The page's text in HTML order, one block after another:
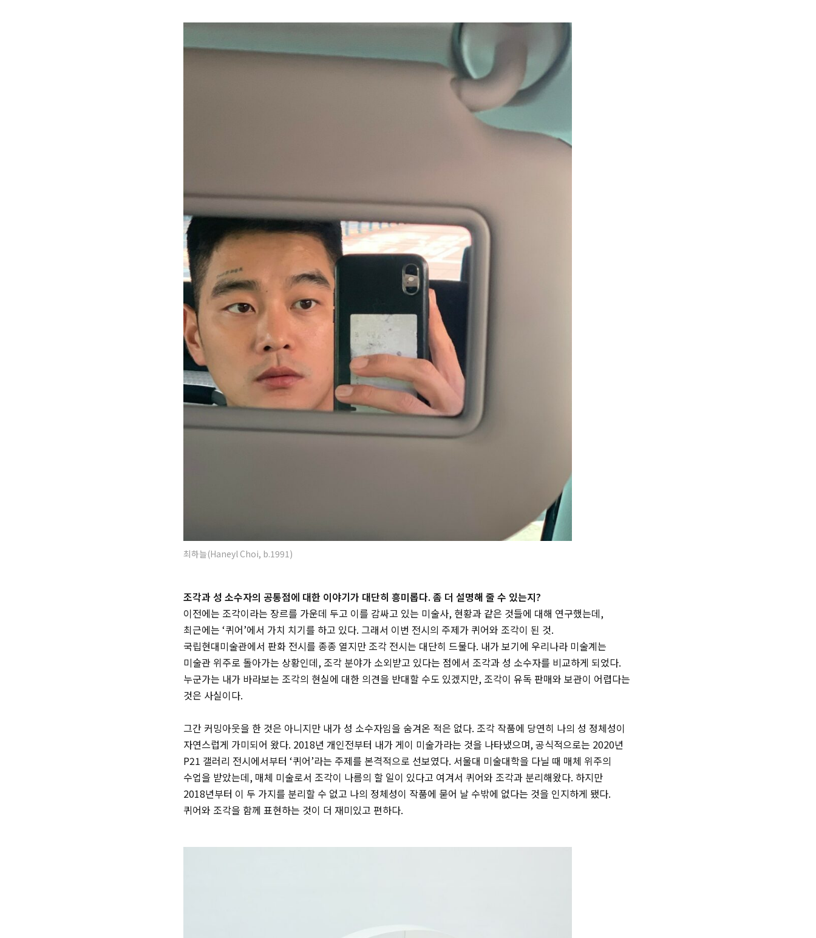
최하늘(Haneyl Choi, b.1991)
조각과 성 소수자의 공통점에 대한 이야기가 대단히 흥미롭다. 좀 더 설명해 줄 수 있는지?
이전에는 조각이라는 장르를 가운데 두고 이를 감싸고 있는 미술사, 현황과 같은 것들에 대해 연구했는데,
최근에는 ‘퀴어’에서 가치 치기를 하고 있다. 그래서 이번 전시의 주제가 퀴어와 조각이 된 것.
국립현대미술관에서 판화 전시를 종종 열지만 조각 전시는 대단히 드물다. 내가 보기에 우리나라 미술계는
미술관 위주로 돌아가는 상황인데, 조각 분야가 소외받고 있다는 점에서 조각과 성 소수자를 비교하게 되었다.
누군가는 내가 바라보는 조각의 현실에 대한 의견을 반대할 수도 있겠지만, 조각이 유독 판매와 보관이 어렵다는
것은 사실이다.
그간 커밍아웃을 한 것은 아니지만 내가 성 소수자임을 숨겨온 적은 없다. 조각 작품에 당연히 나의 성 정체성이
자연스럽게 가미되어 왔다. 2018년 개인전부터 내가 게이 미술가라는 것을 나타냈으며, 공식적으로는 2020년
P21 갤러리 전시에서부터 ‘퀴어’라는 주제를 본격적으로 선보였다. 서울대 미술대학을 다닐 때 매체 위주의
수업을 받았는데, 매체 미술로서 조각이 나름의 할 일이 있다고 여겨서 퀴어와 조각과 분리해왔다. 하지만
2018년부터 이 두 가지를 분리할 수 없고 나의 정체성이 작품에 묻어 날 수밖에 없다는 것을 인지하게 됐다.
퀴어와 조각을 함께 표현하는 것이 더 재미있고 편하다.